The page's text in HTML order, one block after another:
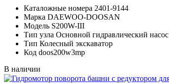
Каталожные номера 2401-9144
Марка DAEWOO-DOOSAN
Модель S200W-III
Тип узла Основной гидравлический насос
Тип Колесный экскаватор
Код doos200w3mp
В наличии